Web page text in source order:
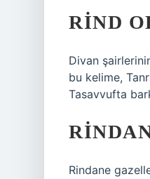
RIND
Divan
bu kelime,
Tasavvufta
Rindane